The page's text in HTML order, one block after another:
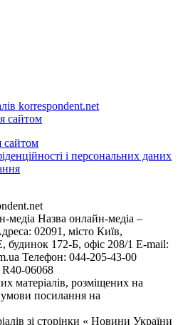
korrespondent.net
сайтом
сайтом
і персональних даних
медіа Назва онлайн-медіа –
02091, місто Київ,
172-Б, офіс 208/1 E-mail:
Телефон: 044-205-43-00
R40-06068
матеріалів, розміщених на
умови посилання на
зі сторінки « Новини України